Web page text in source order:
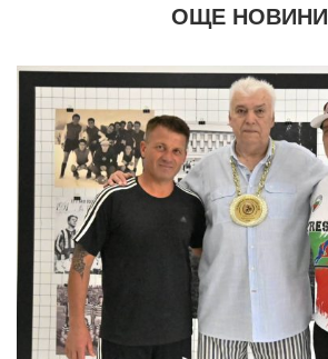
ОЩЕ НОВИНИ